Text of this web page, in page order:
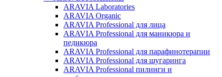
ARAVIA Laboratories
ARAVIA Organic
ARAVIA Professional для лица
ARAVIA Professional для маникюра и
педикюра
ARAVIA Professional для парафинотерапии
ARAVIA Professional для шугаринга
ARAVIA Professional пилинги и